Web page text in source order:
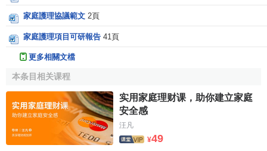
1.家庭對人體健康起著重要作用
健康的家庭是社會安定的必要條件，是維護人體健康的
重要環境。人生三分之二以上的時間是在家庭中度過的，家
壞、家庭功能的喪失、家庭關係的失調等都會對健康產生重
要的影響。
2.健康觀念的變化
隨著人類文明程度及生活水平的不斷提高，人們對健康
家庭護理協議範文 2頁
家庭護理項目可研報告 41頁
更多相關文檔
本条目相关课程
实用家庭理财课，助你建立家庭
安全感
汪凡
¥49